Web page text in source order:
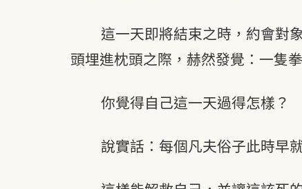
這一天即將結束之時，約會對
頭埋進枕頭之際，赫然發覺：一隻
你覺得自己這一天過得怎樣？
說實話：每個凡夫俗子此時早